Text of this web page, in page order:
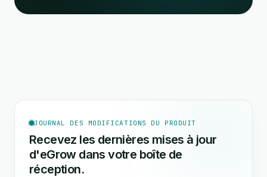
JOURNAL DES MODIFICATIONS DU PRODUIT
Recevez les dernières mises à jour
d'eGrow dans votre boîte de
réception.